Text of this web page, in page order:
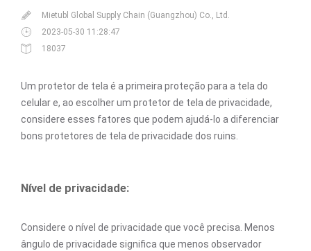
Mietubl Global Supply Chain (Guangzhou) Co., Ltd.
2023-05-30 11:28:47
18037
Um protetor de tela é a primeira proteção para a tela do
celular e, ao escolher um protetor de tela de privacidade,
considere esses fatores que podem ajudá-lo a diferenciar
bons protetores de tela de privacidade dos ruins.
Nível de privacidade:
Considere o nível de privacidade que você precisa. Menos
ângulo de privacidade significa que menos observador